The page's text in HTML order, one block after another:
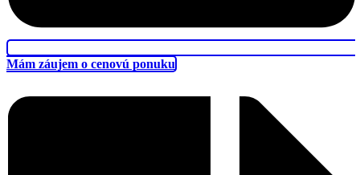
Mám záujem o cenovú ponuku